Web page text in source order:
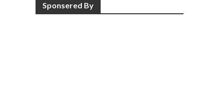
Sponsered By